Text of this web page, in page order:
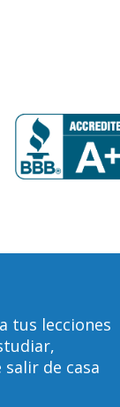
tus lecciones
de casa